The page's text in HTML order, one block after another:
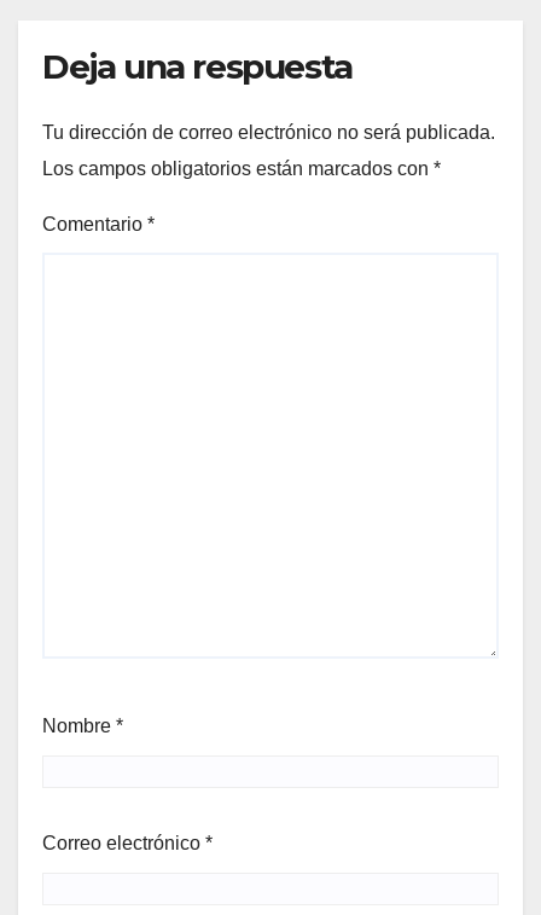
Deja una respuesta
Tu dirección de correo electrónico no será publicada.
Los campos obligatorios están marcados con *
Comentario *
Nombre *
Correo electrónico *